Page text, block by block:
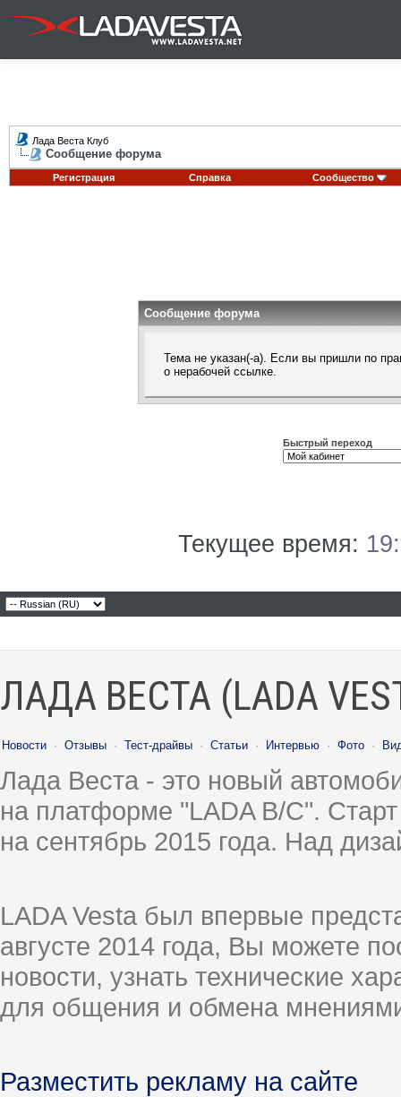
Лада Веста Клуб
Сообщение форума
Регистрация Справка Сообщество
Сообщение форума
Тема не указан(-а). Если вы пришли по
о нерабочей ссылке.
Быстрый переход
Текущее время:
ЛАДА ВЕСТА (LADA
Новости · Отзывы · Тест-драйвы · Статьи · Интервью · Фото ·
Лада Веста - это новый
на платформе "LADA B/C".
на сентябрь 2015 года. Над
LADA Vesta был впервые
августе 2014 года, Вы можете
новости, узнать технические
для общения и обмена
Разместить рекламу на сайте